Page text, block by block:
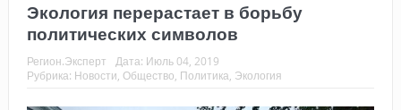
Экология перерастает в борьбу
политических символов
Регион.Эксперт Дата: Июль 04, 2019
Рубрика: Новости, Общество, Политика, Экология